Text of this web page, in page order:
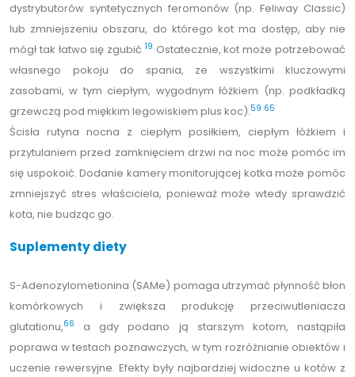
dystrybutorów syntetycznych feromonów (np. Feliway Classic)
lub zmniejszeniu obszaru, do którego kot ma dostęp, aby nie
mógł tak łatwo się zgubić 19 Ostatecznie, kot może potrzebować
własnego pokoju do spania, ze wszystkimi kluczowymi
zasobami, w tym ciepłym, wygodnym łóżkiem (np. podkładką
grzewczą pod miękkim legowiskiem plus koc).59 65
Ścisła rutyna nocna z ciepłym posiłkiem, ciepłym łóżkiem i
przytulaniem przed zamknięciem drzwi na noc może pomóc im
się uspokoić. Dodanie kamery monitorującej kotka może pomóc
zmniejszyć stres właściciela, ponieważ może wtedy sprawdzić
kota, nie budząc go.
Suplementy diety
S-Adenozylometionina (SAMe) pomaga utrzymać płynność błon
komórkowych i zwiększa produkcję przeciwutleniacza
glutationu,66
a gdy podano ją starszym kotom, nastąpiła
poprawa w testach poznawczych, w tym rozróżnianie obiektów i
uczenie rewersyjne. Efekty były najbardziej widoczne u kotów z